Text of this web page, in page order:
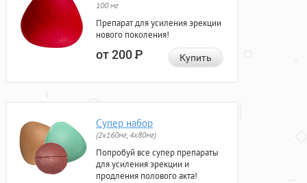
100 мг
Препарат для усиления эрекции
нового поколения!
от 200Р Купить
Супер набор
(2х160мг, 4х80мг)
Попробуй все супер препараты
для усиления эрекции и
продления полового акта!